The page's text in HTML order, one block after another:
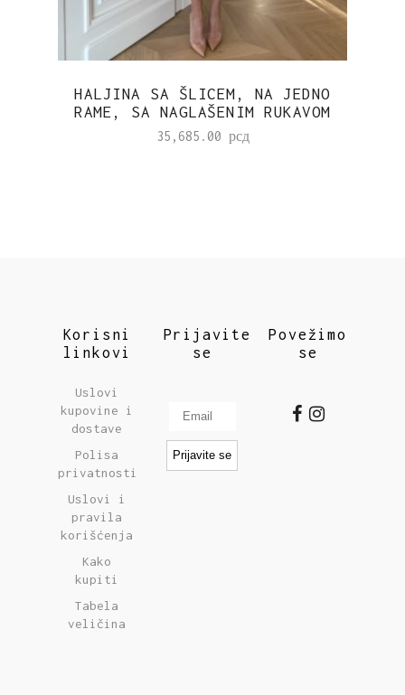
HALJINA SA ŠLICEM, NA JEDNO
RAME, SA NAGLAŠENIM RUKAVOM
35,685.00 рсд
Korisni
linkovi
Uslovi
kupovine i
dostave
Polisa
privatnosti
Uslovi i
pravila
korišćenja
Kako
kupiti
Tabela
veličina
Prijavite
se
Povežimo
se